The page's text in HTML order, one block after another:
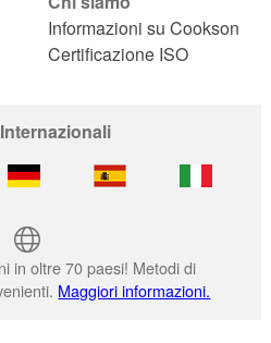
Informazioni su Cookson
Certificazione ISO
in oltre 70 paesi! Metodi di
Maggiori informazioni.